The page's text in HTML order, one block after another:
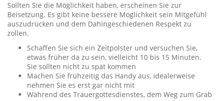
Sollten Sie die Möglichkeit haben, erscheinen Sie zur
Beisetzung. Es gibt keine bessere Möglichkeit sein Mitgefühl
auszudrücken und dem Dahingeschiedenen Respekt zu
zollen.
Schaffen Sie sich ein Zeitpolster und versuchen Sie,
etwas früher da zu sein, vielleicht 10 bis 15 Minuten.
Sie sollten nicht zu spät kommen
Machen Sie frühzeitig das Handy aus, idealerweise
nehmen Sie es erst gar nicht mit
Während des Trauergottesdienstes, dem Weg zum Grab